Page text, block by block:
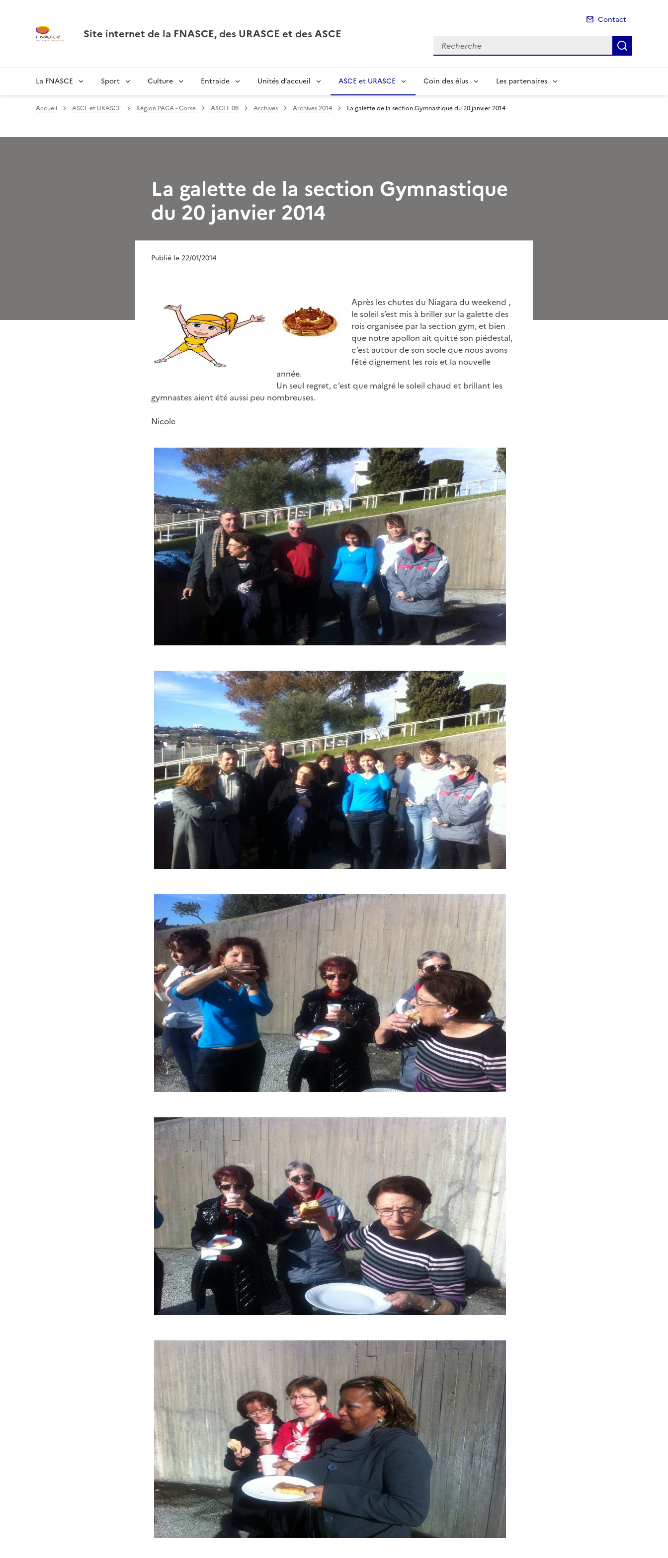
Site internet de la FNASCE, des URASCE et des ASCE
Contact
Recherche
La FNASCE Sport Culture Entraide Unités d’accueil ASCE et URASCE Coin des élus Les partenaires
Accueil ASCE et URASCE Région PACA - Corse ASCEE 06 Archives Archives 2014 La galette de la section Gymnastique du 20 janvier 2014
La galette de la section Gymnastique
du 20 janvier 2014
Publié le 22/01/2014
Après les chutes du Niagara du weekend ,
le soleil s’est mis à briller sur la galette des
rois organisée par la section gym, et bien
que notre apollon ait quitté son piédestal,
c’est autour de son socle que nous avons
fêté dignement les rois et la nouvelle
année.
Un seul regret, c’est que malgré le soleil chaud et brillant les
gymnastes aient été aussi peu nombreuses.
Nicole